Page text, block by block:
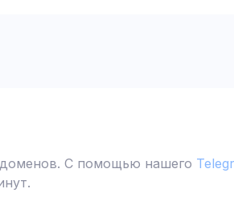
доменов. С помощью нашего